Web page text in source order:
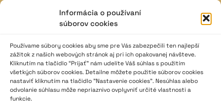
Informácia o používaní
súborov cookies
Používame súbory cookies aby sme pre Vás zabezpečili ten najlepší
zážitok z našich webových stránok aj pri ich opakovanej návšteve.
Kliknutím na tlačidlo “Prijať” nám udelíte Váš súhlas s použitím
všetkých súborov cookies. Detailne môžete použitie súborov cookies
nastaviť kliknutím na tlačidlo "Nastavenie cookies". Nesúhlas alebo
odvolanie súhlasu môže nepriaznivo ovplyvniť určité vlastnosti a
funkcie.
e-mail: javisko.noc@nocka.sk
Nám. SNP č. 12, 812 34 Bratislava 1
Slovenská republika
2023–2025 ©